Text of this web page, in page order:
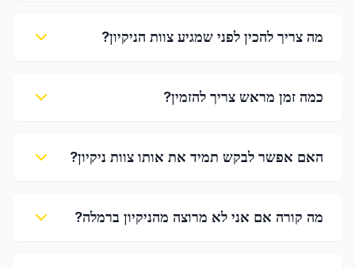
מה צריך להכין לפני שמגיע צוות הניקיון?
כמה זמן מראש צריך להזמין?
האם אפשר לבקש תמיד את אותו צוות ניקיון?
מה קורה אם אני לא מרוצה מהניקיון ברמלה?